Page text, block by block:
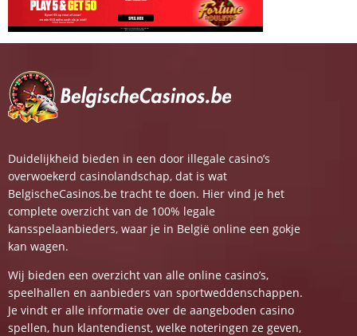
Duidelijkheid bieden in een door illegale casino’s
overwoekerd casinolandschap, dat is wat
BelgischeCasinos.be tracht te doen. Hier vind je het
complete overzicht van de 100% legale
kansspelaanbieders, waar je in België online een gokje
kan wagen.
Wij bieden een overzicht van alle online casino’s,
speelhallen en aanbieders van sportweddenschappen.
Je vindt er alle informatie over de aangeboden casino
spellen, hun klantendienst, welke noteringen ze geven,